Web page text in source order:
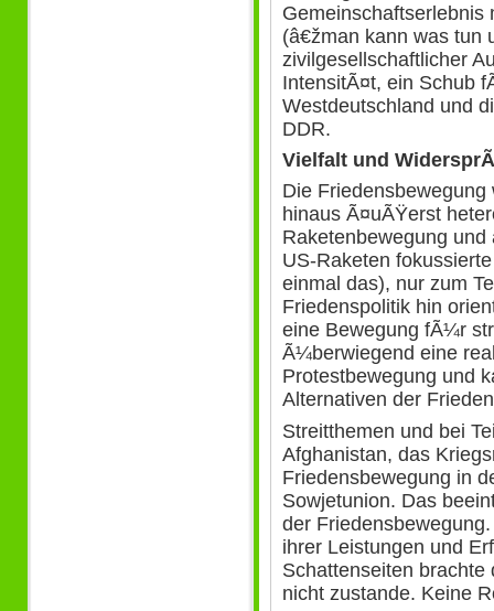
Gemeinschaftserlebnis
(â€žman kann was tun
zivilgesellschaftlicher
IntensitÃ¤t, ein Schub
Westdeutschland und
DDR.
Vielfalt und
Die
hinaus Ã¤uÃŸerst
Raketenbewegung
US-Raketen
einmal das), nur zum
Friedenspolitik hin
eine Bewegung fÃ¼r
Ã¼berwiegend eine
Protestbewegung und
Alternativen der
Streitthemen und bei
Afghanistan, das
Friedensbewegung in
Sowjetunion. Das
der
ihrer Leistungen und
Schattenseiten
nicht zustande. Keine